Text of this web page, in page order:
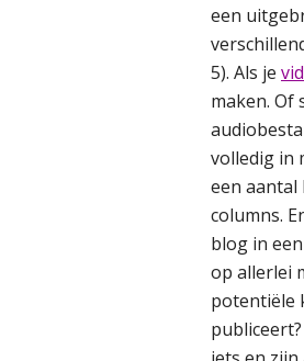
een
5). Als je
maken. Of
volledig in
een
columns.
blog in een
op allerlei
potentiële